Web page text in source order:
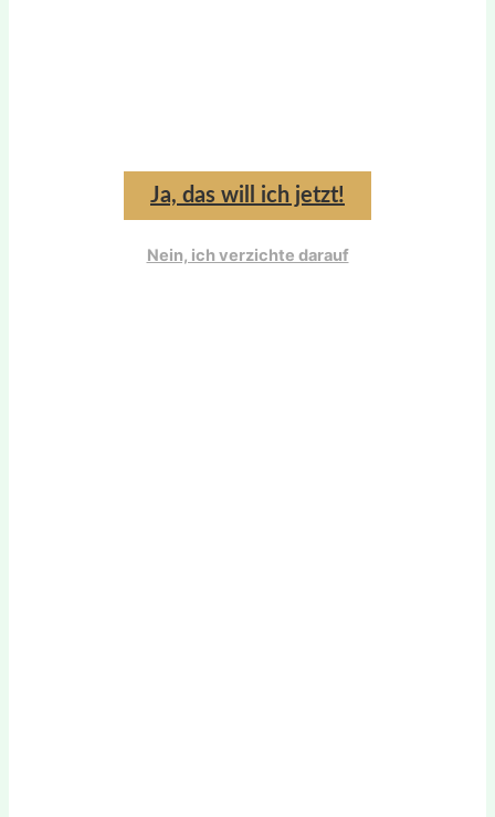
Ja, das will ich jetzt!
Nein, ich verzichte darauf